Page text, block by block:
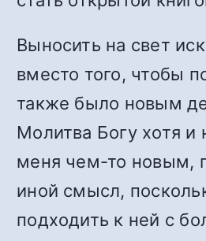
Выносить на свет
вместо того, чтобы
также было новым
Молитва Богу хотя и
меня чем-то новым,
иной смысл,
подходить к ней с